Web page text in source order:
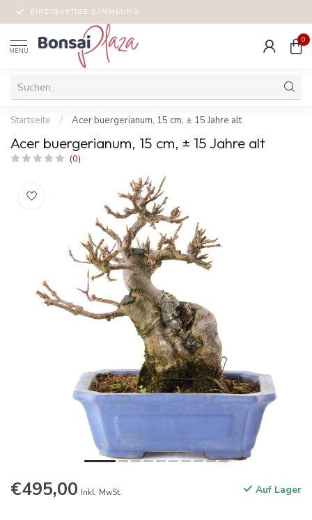
EINZIGARTIGE SAMMLUNG
MENU
0
Startseite / Acer buergerianum, 15 cm, ± 15 Jahre alt
Acer buergerianum, 15 cm, ± 15 Jahre alt
(0)
€495,00 Inkl. MwSt. Auf Lager